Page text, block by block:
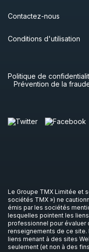
Contactez-nous
Conditions d'utilisation
Politique de
Prévention de la
Le Groupe TMX Limitée et
sociétés TMX ») ne
émis par les sociétés
lesquelles pointent les
professionnel pour évaluer
renseignements de ce site.
liens menant à des sites
seulement (et non à des